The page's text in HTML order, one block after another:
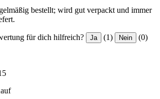
bestellt; wird gut verpackt und immer
für dich hilfreich? Ja (1) Nein (0)